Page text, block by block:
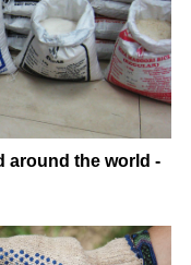
around the world -